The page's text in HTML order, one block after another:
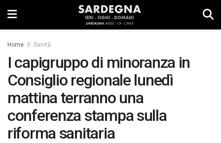
Home Sanità
I capigruppo di minoranza in
Consiglio regionale lunedì
mattina terranno una
conferenza stampa sulla
riforma sanitaria